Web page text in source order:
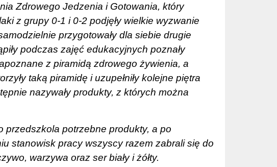
Zdrowego Jedzenia i Gotowania, który
z grupy 0-1 i 0-2 podjęły wielkie wyzwanie
przygotowały dla siebie drugie
podczas zajęć edukacyjnych poznały
z piramidą zdrowego żywienia, a
taką piramidę i uzupełniły kolejne piętra
nazywały produkty, z których można
przedszkola potrzebne produkty, a po
stanowisk pracy wszyscy razem zabrali się do
warzywa oraz ser biały i żółty.